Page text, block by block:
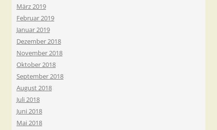
März 2019
Februar 2019
Januar 2019
Dezember 2018
November 2018
Oktober 2018
September 2018
August 2018
Juli 2018
Juni 2018
Mai 2018